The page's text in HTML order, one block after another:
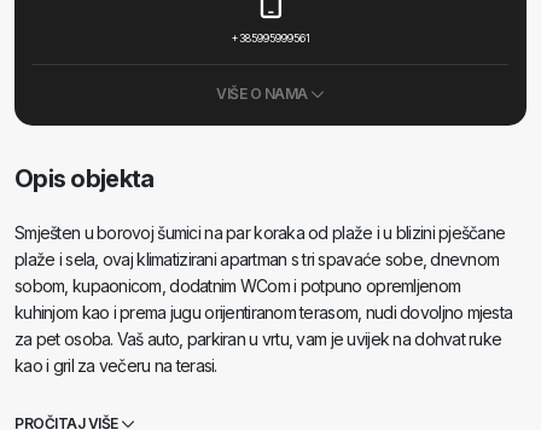
+385995999561
VIŠE O NAMA
Opis objekta
Smješten u borovoj šumici na par koraka od plaže i u blizini pješčane
plaže i sela, ovaj klimatizirani apartman s tri spavaće sobe, dnevnom
sobom, kupaonicom, dodatnim WCom i potpuno opremljenom
kuhinjom kao i prema jugu orijentiranom terasom, nudi dovoljno mjesta
za pet osoba. Vaš auto, parkiran u vrtu, vam je uvijek na dohvat ruke
kao i gril za večeru na terasi.
PROČITAJ VIŠE